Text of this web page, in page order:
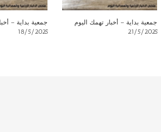
جمعية بداية – أخبار تهمك اليوم
21/5/2025
جمعية بداية –
18/5/2025